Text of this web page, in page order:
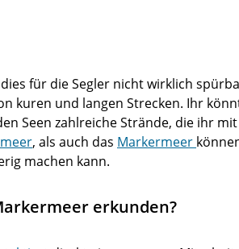
für die Segler nicht wirklich
kuren und langen Strecken. Ihr
Seen zahlreiche Strände, die ihr
, als auch das Markermeer
machen kann.
erkunden?